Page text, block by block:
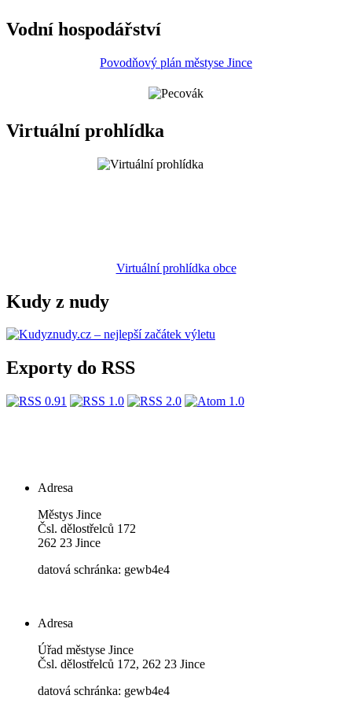
Vodní hospodářství
Povodňový plán městyse Jince
Virtuální prohlídka
Virtuální prohlídka obce
Kudy z nudy
Exporty do RSS
Adresa
Městys Jince
Čsl. dělostřelců 172
262 23 Jince
datová schránka: gewb4e4
Adresa
Úřad městyse Jince
Čsl. dělostřelců 172, 262 23 Jince
datová schránka: gewb4e4